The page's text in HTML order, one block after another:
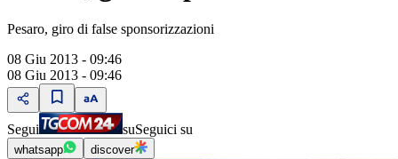
Pesaro, giro di false sponsorizzazioni
08 Giu 2013 - 09:46
08 Giu 2013 - 09:46
Segui suSeguici su
whatsapp discover